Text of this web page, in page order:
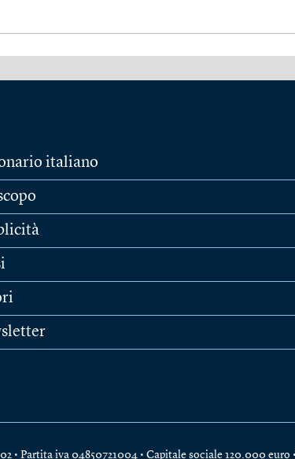
italiano
• Partita iva 04850721004 • Capitale sociale 120.000 euro •